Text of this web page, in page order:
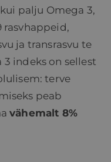
palju Omega 3,
rasvhappeid,
ja transrasvu te
indeks on sellest
terve
peab
vähemalt 8%